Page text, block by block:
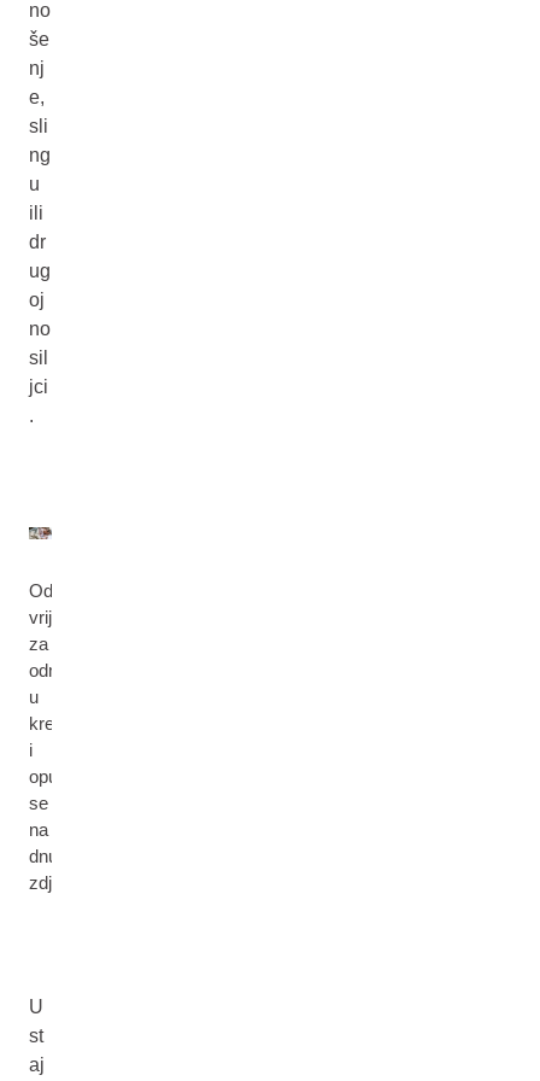
no
še
nj
e,
sli
ng
u
ili
dr
ug
oj
no
sil
jci
.
Odvojite
vrijeme
za
odmor
u
krevetu
i
opustite
se
na
dnu
zdjelice.
U
st
aj